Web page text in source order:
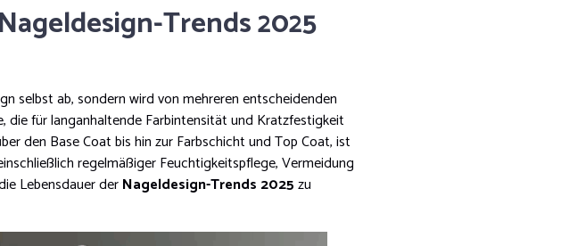
Trends 2025
selbst ab, sondern wird von mehreren entscheidenden
die für langanhaltende Farbintensität und Kratzfestigkeit
den Base Coat bis hin zur Farbschicht und Top Coat, ist
regelmäßiger Feuchtigkeitspflege, Vermeidung
Lebensdauer derNageldesign-Trends 2025zu